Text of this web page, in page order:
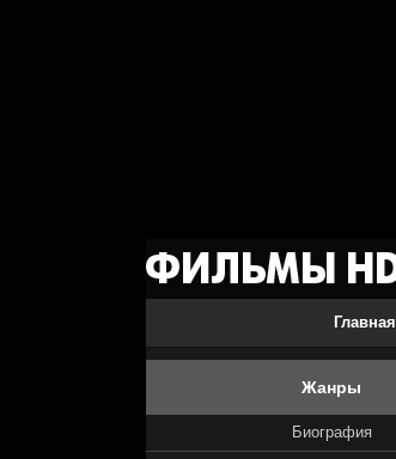
Главная
Жанры
Биография